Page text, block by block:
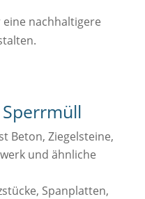
nachhaltigere
Beton, Ziegelsteine,
und ähnliche
Spanplatten,